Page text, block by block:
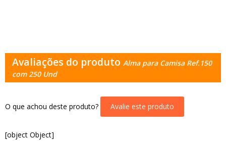
Avaliações do produto Alma para Camisa Ref.150
com 250 Und
O que achou deste produto? Avalie este produto
[object Object]